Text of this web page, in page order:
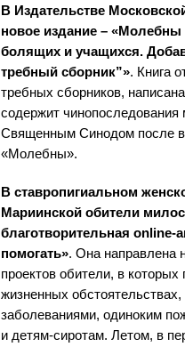
В Издательстве
новое издание – «Молебны
болящих и учащихся.
требный сборник”». Книга
требных сборников,
содержит
Священным Синодом после
«Молебны».
В ставропигиальном
Мариинской обители
благотворительная
помогать». Она направлена
проектов обители, в
жизненных
заболеваниями, одиноким
и детям-сиротам. Летом, в